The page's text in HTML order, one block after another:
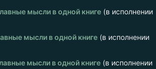
мысли в одной книге (в исполнении
мысли в одной книге (в исполнении
мысли в одной книге (в исполнении